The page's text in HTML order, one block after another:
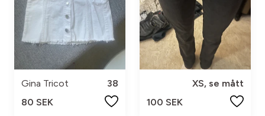
Gina Tricot
38
80 SEK
XS, se mått
100 SEK